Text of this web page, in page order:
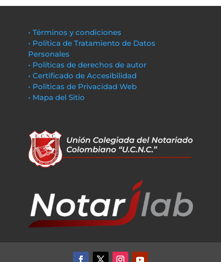
• Términos y condiciones
• Política de Tratamiento de Datos
Personales
• Políticas de derechos de autor
• Certificado de Accesibilidad
• Políticas de Privacidad Web
• Mapa del Sitio